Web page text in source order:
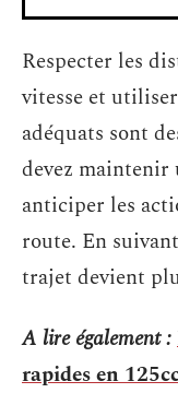
Respecter les
vitesse et
adéquats sont
devez
anticiper les
route. En
trajet devient
A lire également :
rapides en